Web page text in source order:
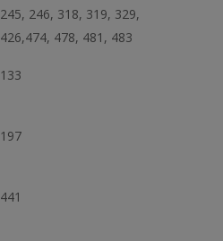
245, 246, 318, 319, 329,
426,474, 478, 481, 483
133
197
441